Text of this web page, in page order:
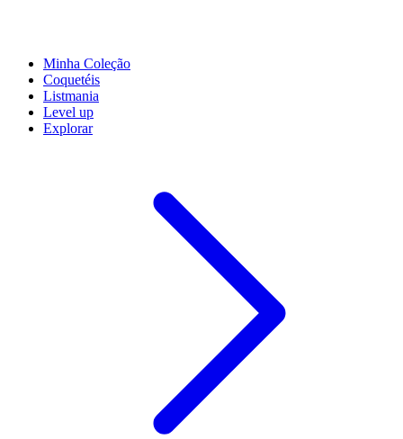
Minha Coleção
Coquetéis
Listmania
Level up
Explorar